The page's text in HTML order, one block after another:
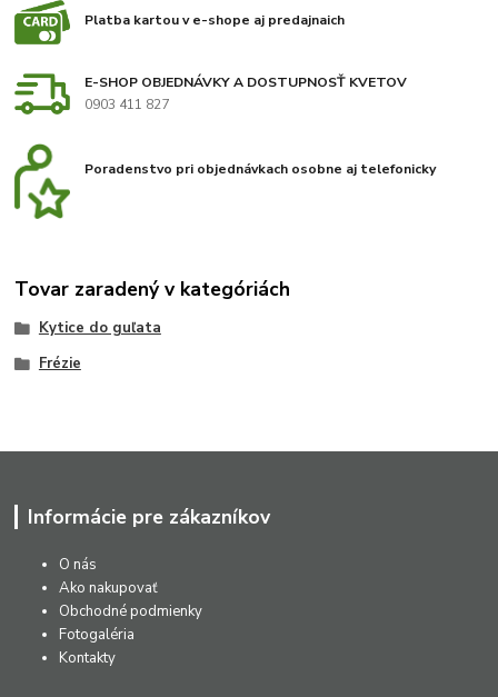
Platba kartou v e-shope aj predajnaich
E-SHOP OBJEDNÁVKY A DOSTUPNOSŤ KVETOV
0903 411 827
Poradenstvo pri objednávkach osobne aj telefonicky
Tovar zaradený v kategóriách
Kytice do guľata
Frézie
Informácie pre zákazníkov
O nás
Ako nakupovať
Obchodné podmienky
Fotogaléria
Kontakty